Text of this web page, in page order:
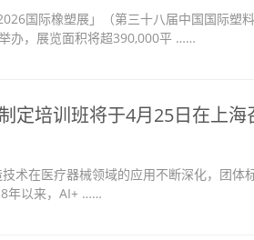
国际橡塑展」（第三十八届中国国际塑
办，展览面积将超390,000平 ……
定培训班将于4月25日在上海
术在医疗器械领域的应用不断深化，团体
年以来，AI+ ……